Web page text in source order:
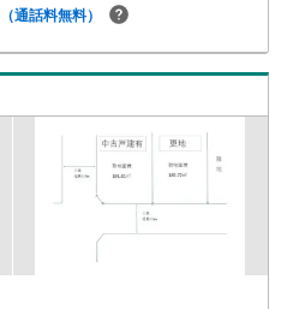
（通話料無料）